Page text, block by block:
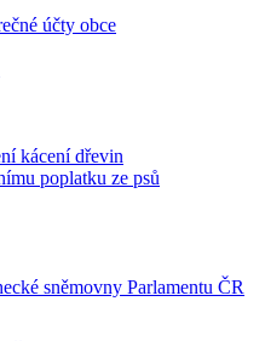
účty obce
kácení dřevin
poplatku ze psů
sněmovny Parlamentu ČR